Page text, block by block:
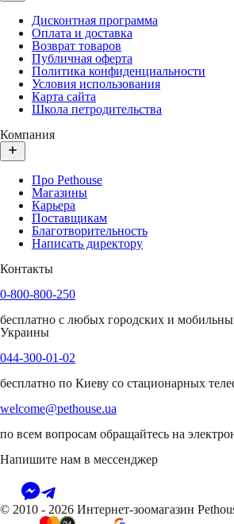
Дисконтная программа
Оплата и доставка
Возврат товаров
Публичная оферта
Политика конфиденциальности
Условия использования
Карта сайта
Школа петродительства
Компания
Про Pethouse
Магазины
Карьера
Поставщикам
Благотворительность
Написать директору
Контакты
0-800-800-250
бесплатно с любых городских и
Украины
044-300-01-02
бесплатно по Киеву со стационарных
welcome@pethouse.ua
по всем вопросам обращайтесь на
Напишите нам в мессенджер
© 2010 - 2026 Интернет-зоомагазин